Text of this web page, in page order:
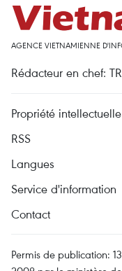
AGENCE VIETNAMIENNE
Rédacteur en chef:
Propriété intellectuelle
RSS
Langues
Service d'information
Contact
Permis de publication: